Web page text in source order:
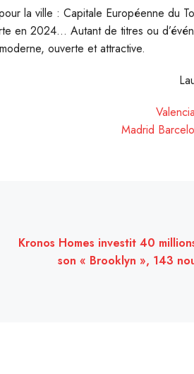
la ville : Capitale Européenne du
en 2024… Autant de titres ou
ouverte et attractive.
Madrid
Kronos Homes investit 40
son « Brooklyn », 143